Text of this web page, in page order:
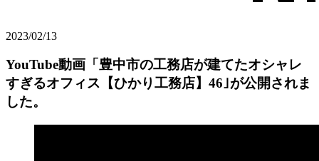
2023/02/13
YouTube動画「豊中市の工務店が建てたオシャレ
すぎるオフィス【ひかり工務店】46｣が公開されま
した。